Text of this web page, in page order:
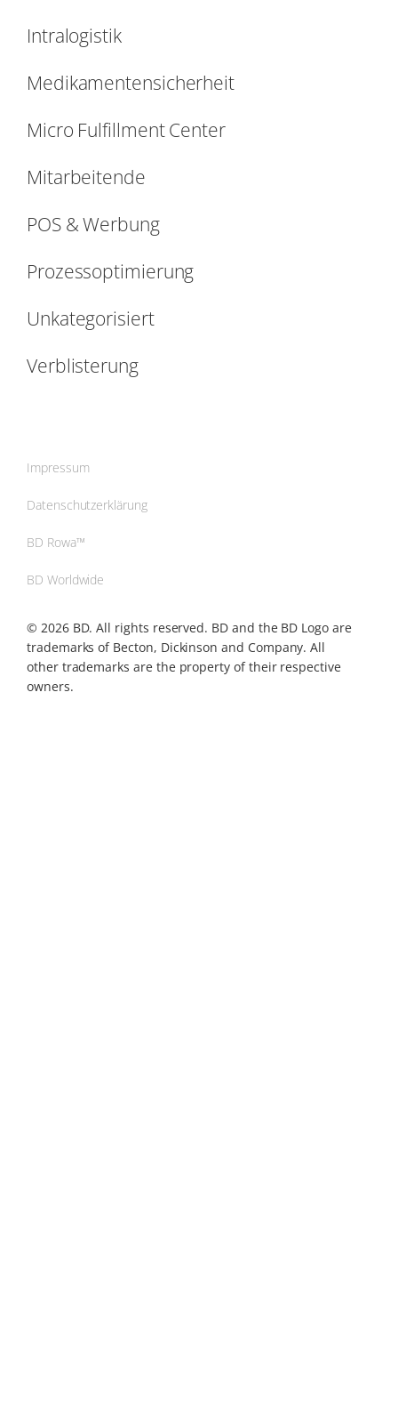
Intralogistik
Medikamentensicherheit
Micro Fulfillment Center
Mitarbeitende
POS & Werbung
Prozessoptimierung
Unkategorisiert
Verblisterung
© 2026 BD. All rights reserved. BD and the BD Logo are
trademarks of Becton, Dickinson and Company. All
other trademarks are the property of their respective
owners.
Impressum
Datenschutzerklärung
BD Rowa™
BD Worldwide